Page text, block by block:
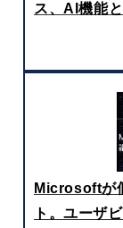
ス、AI機能
Microsoftが
ト。ユーザ